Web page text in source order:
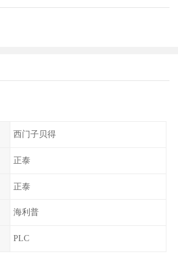
西门子贝得
正泰
正泰
海利普
PLC